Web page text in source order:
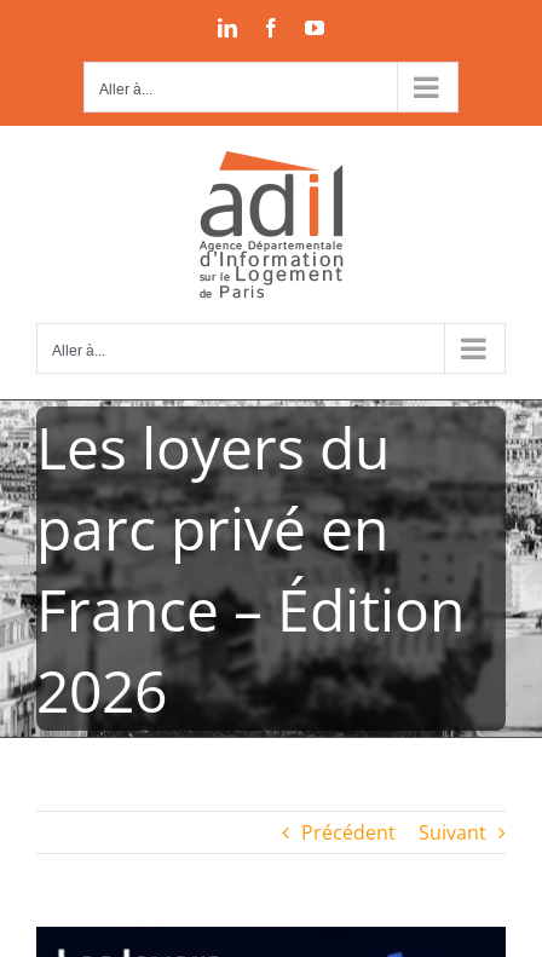
LinkedInFacebookYouTube
Aller à...
Aller à...
Les loyers du
parc privé en
France – Édition
2026
Précédent Suivant
Voir